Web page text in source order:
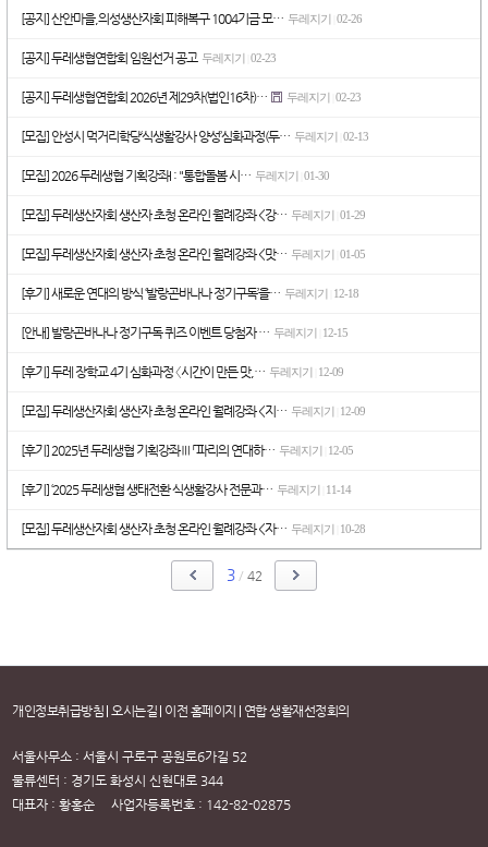
[공지] 산안마을,의성생산자회 피해복구 1004기금 모… 두레지기 02-26
[공지] 두레생협연합회 임원선거 공고 두레지기 02-23
[공지] 두레생협연합회 2026년 제29차(법인16차)… 두레지기 02-23
[모집] 안성시 먹거리학당‘식생활강사 양성’심화과정(두… 두레지기 02-13
[모집] 2026 두레생협 기획강좌I : "통합돌봄 시… 두레지기 01-30
[모집] 두레생산자회 생산자 초청 온라인 월례강좌 <강… 두레지기 01-29
[모집] 두레생산자회 생산자 초청 온라인 월례강좌 <맛… 두레지기 01-05
[후기] 새로운 연대의 방식 ‘발랑곤바나나 정기구독’을… 두레지기 12-18
[안내] 발랑곤바나나 정기구독 퀴즈 이벤트 당첨자 … 두레지기 12-15
[후기] 두레 장학교 4기 심화과정 〈시간이 만든 맛,… 두레지기 12-09
[모집] 두레생산자회 생산자 초청 온라인 월례강좌 <지… 두레지기 12-09
[후기] 2025년 두레생협 기획강좌Ⅲ 「파리의 연대하… 두레지기 12-05
[후기] ‘2025 두레생협 생태전환 식생활강사 전문과… 두레지기 11-14
[모집] 두레생산자회 생산자 초청 온라인 월례강좌 <자… 두레지기 10-28
3 / 42
개인정보취급방침 오시는길 이전 홈페이지 연합 생활재선정회의
서울사무소 : 서울시 구로구 공원로6가길 52
물류센터 : 경기도 화성시 신현대로 344
대표자 : 황홍순 사업자등록번호 : 142-82-02875